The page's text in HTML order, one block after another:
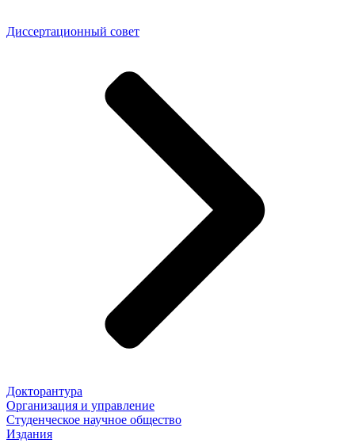
Диссертационный совет
Докторантура
Организация и управление
Студенческое научное общество
Издания